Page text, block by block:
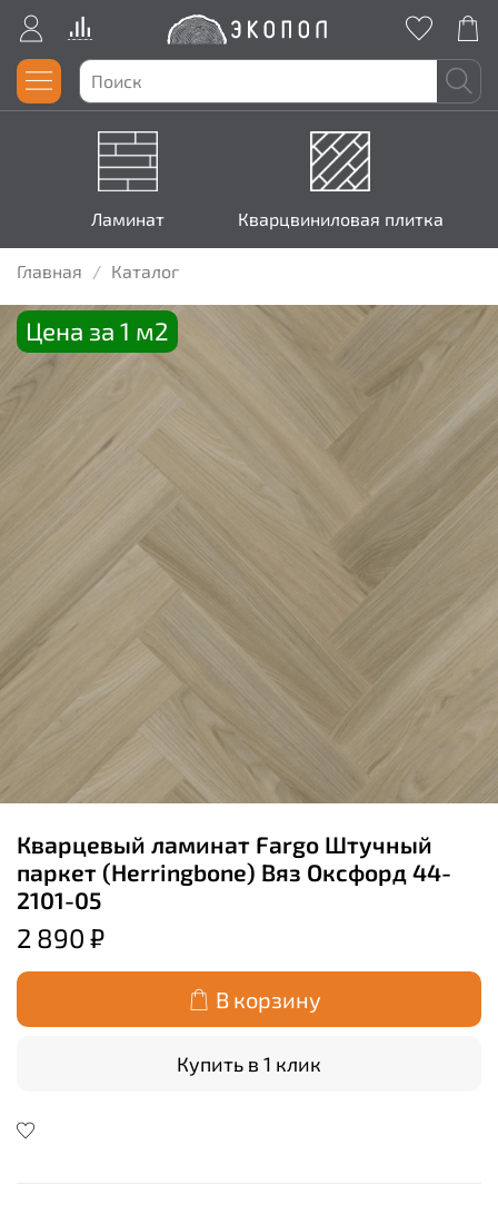
Ламинат Кварцвиниловая плитка
Главная Каталог
Цена за 1 м2
Кварцевый ламинат Fargo Штучный
паркет (Herringbone) Вяз Оксфорд 44-
2101-05
2 890 ₽
В корзину
Купить в 1 клик